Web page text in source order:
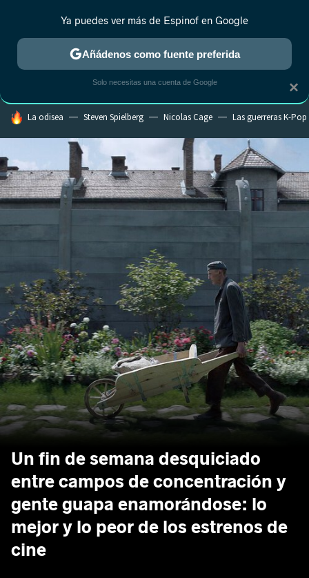
ESTRENOS REALITY ANIME RANKINGS CINE
HOY SE HABLA DE
La odisea Steven Spielberg Nicolas Cage Las guerreras K-Pop
Un fin de semana desquiciado
entre campos de concentración y
gente guapa enamorándose: lo
mejor y lo peor de los estrenos de
cine
×
Ya puedes ver más de Espinof en Google
Añádenos como fuente preferida
Solo necesitas una cuenta de Google